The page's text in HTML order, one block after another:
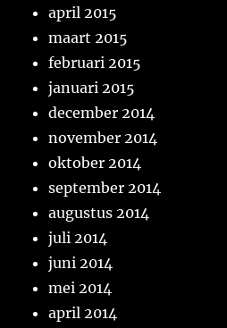
april 2015
maart 2015
februari 2015
januari 2015
december 2014
november 2014
oktober 2014
september 2014
augustus 2014
juli 2014
juni 2014
mei 2014
april 2014